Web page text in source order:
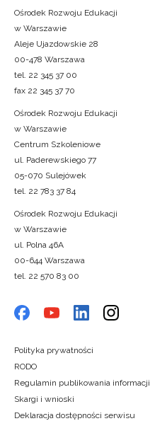
Ośrodek Rozwoju Edukacji
w Warszawie
Aleje Ujazdowskie 28
00-478 Warszawa
tel. 22 345 37 00
fax 22 345 37 70
Ośrodek Rozwoju Edukacji
w Warszawie
Centrum Szkoleniowe
ul. Paderewskiego 77
05-070 Sulejówek
tel. 22 783 37 84
Ośrodek Rozwoju Edukacji
w Warszawie
ul. Polna 46A
00-644 Warszawa
tel. 22 570 83 00
Polityka prywatności
RODO
Regulamin publikowania informacji
Skargi i wnioski
Deklaracja dostępności serwisu